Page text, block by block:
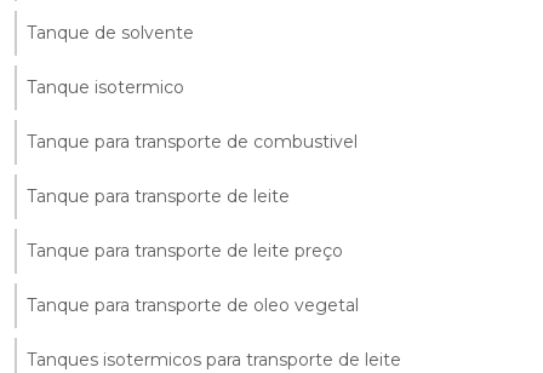
Tanque de solvente
Tanque isotermico
Tanque para transporte de combustivel
Tanque para transporte de leite
Tanque para transporte de leite preço
Tanque para transporte de oleo vegetal
Tanques isotermicos para transporte de leite